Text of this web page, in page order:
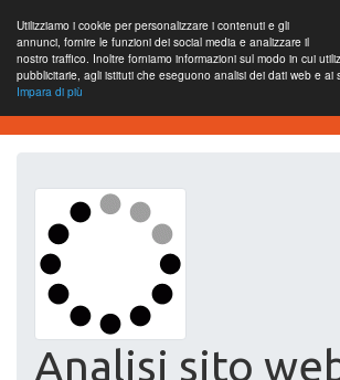
Utilizziamo i cookie per personalizzare i contenuti e gli
annunci, fornire le funzioni dei social media e analizzare il
nostro traffico. Inoltre forniamo informazioni sul modo in cui
pubblicitarie, agli istituti che eseguono analisi dei dati web e ai
Impara di più
Website-SEO-Überprüfung
Analisi sito